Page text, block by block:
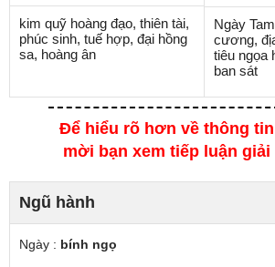
kim quỹ hoàng đạo, thiên tài,
phúc sinh, tuế hợp, đại hồng
sa, hoàng ân
Ngày
cương,
tiêu ngọa
ban sát
Để hiểu rõ hơn về thông
mời bạn xem tiếp luận
Ngũ hành
Ngày : bính ngọ